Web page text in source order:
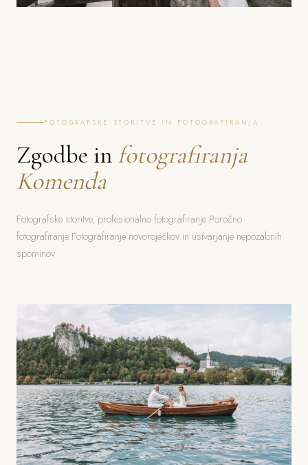
FOTOGRAFSKE STORITVE IN FOTOGRAFIRANJA
Zgodbe in fotografiranja
Komenda
Fotografske storitve, profesionalno fotografiranje Poročno
fotografiranje Fotografiranje novoroječkov in ustvarjanje nepozabnih
spominov